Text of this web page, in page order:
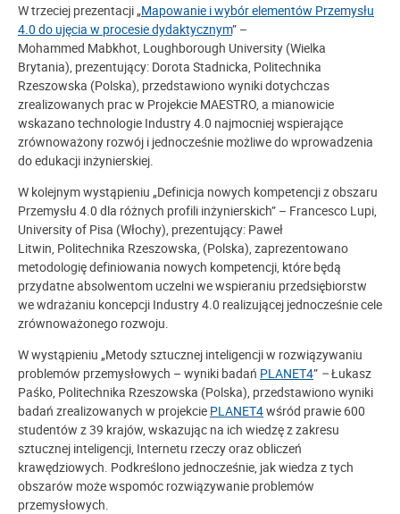
W trzeciej prezentacji „Mapowanie i wybór elementów Przemysłu
4.0 do ujęcia w procesie dydaktycznym” –
Mohammed Mabkhot, Loughborough University (Wielka
Brytania), prezentujący: Dorota Stadnicka, Politechnika
Rzeszowska (Polska), przedstawiono wyniki dotychczas
zrealizowanych prac w Projekcie MAESTRO, a mianowicie
wskazano technologie Industry 4.0 najmocniej wspierające
zrównoważony rozwój i jednocześnie możliwe do wprowadzenia
do edukacji inżynierskiej.
W kolejnym wystąpieniu „Definicja nowych kompetencji z obszaru
Przemysłu 4.0 dla różnych profili inżynierskich” – Francesco Lupi,
University of Pisa (Włochy), prezentujący: Paweł
Litwin, Politechnika Rzeszowska, (Polska), zaprezentowano
metodologię definiowania nowych kompetencji, które będą
przydatne absolwentom uczelni we wspieraniu przedsiębiorstw
we wdrażaniu koncepcji Industry 4.0 realizującej jednocześnie cele
zrównoważonego rozwoju.
W wystąpieniu „Metody sztucznej inteligencji w rozwiązywaniu
problemów przemysłowych – wyniki badań PLANET4” –Łukasz
Paśko, Politechnika Rzeszowska (Polska), przedstawiono wyniki
badań zrealizowanych w projekcie PLANET4wśród prawie 600
studentów z 39 krajów, wskazując na ich wiedzę z zakresu
sztucznej inteligencji, Internetu rzeczy oraz obliczeń
krawędziowych. Podkreślono jednocześnie, jak wiedza z tych
obszarów może wspomóc rozwiązywanie problemów
przemysłowych.